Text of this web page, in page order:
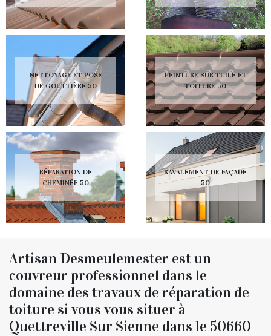
NETTOYAGE ET POSE
DE GOUTTIÈRE 50
RÉPARATION DE
CHEMINÉE 50
PEINTURE SUR TUILE ET
TOITURE 50
RAVALEMENT DE FAÇADE
50
Artisan Desmeulemester est un
couvreur professionnel dans le
domaine des travaux de réparation de
toiture si vous vous situer à
Quettreville Sur Sienne dans le 50660